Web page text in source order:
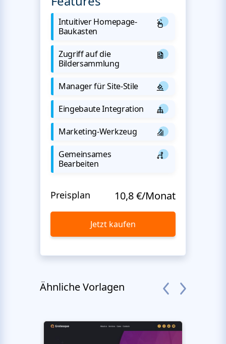
Intuitiver Homepage-
Baukasten
Zugriff auf die
Bildersammlung
Manager für Site-Stile
Eingebaute Integration
Marketing-Werkzeug
Gemeinsames
Bearbeiten
Preisplan 10,8 €/Monat
Jetzt kaufen
Ähnliche Vorlagen